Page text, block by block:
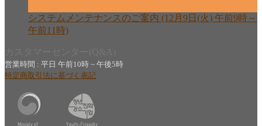
システムメンテナンスのご案内 (12月9日(火) 午前9時～
午前11時)
営業時間 : 平日 午前10時 ~ 午後5時
特定商取引法に基づく表記